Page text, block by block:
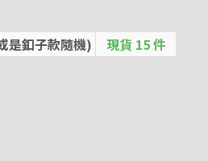
是釦子款隨機)
現貨 15 件